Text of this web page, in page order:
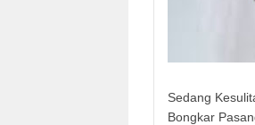
Sedang
Bongkar